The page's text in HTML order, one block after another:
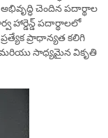
చెందిన పదార్థాల
హార్డెన్డ్ పదార్థాలలో
ప్రాధాన్యత కలిగి
మరియు సాధ్యమైన వికృతి